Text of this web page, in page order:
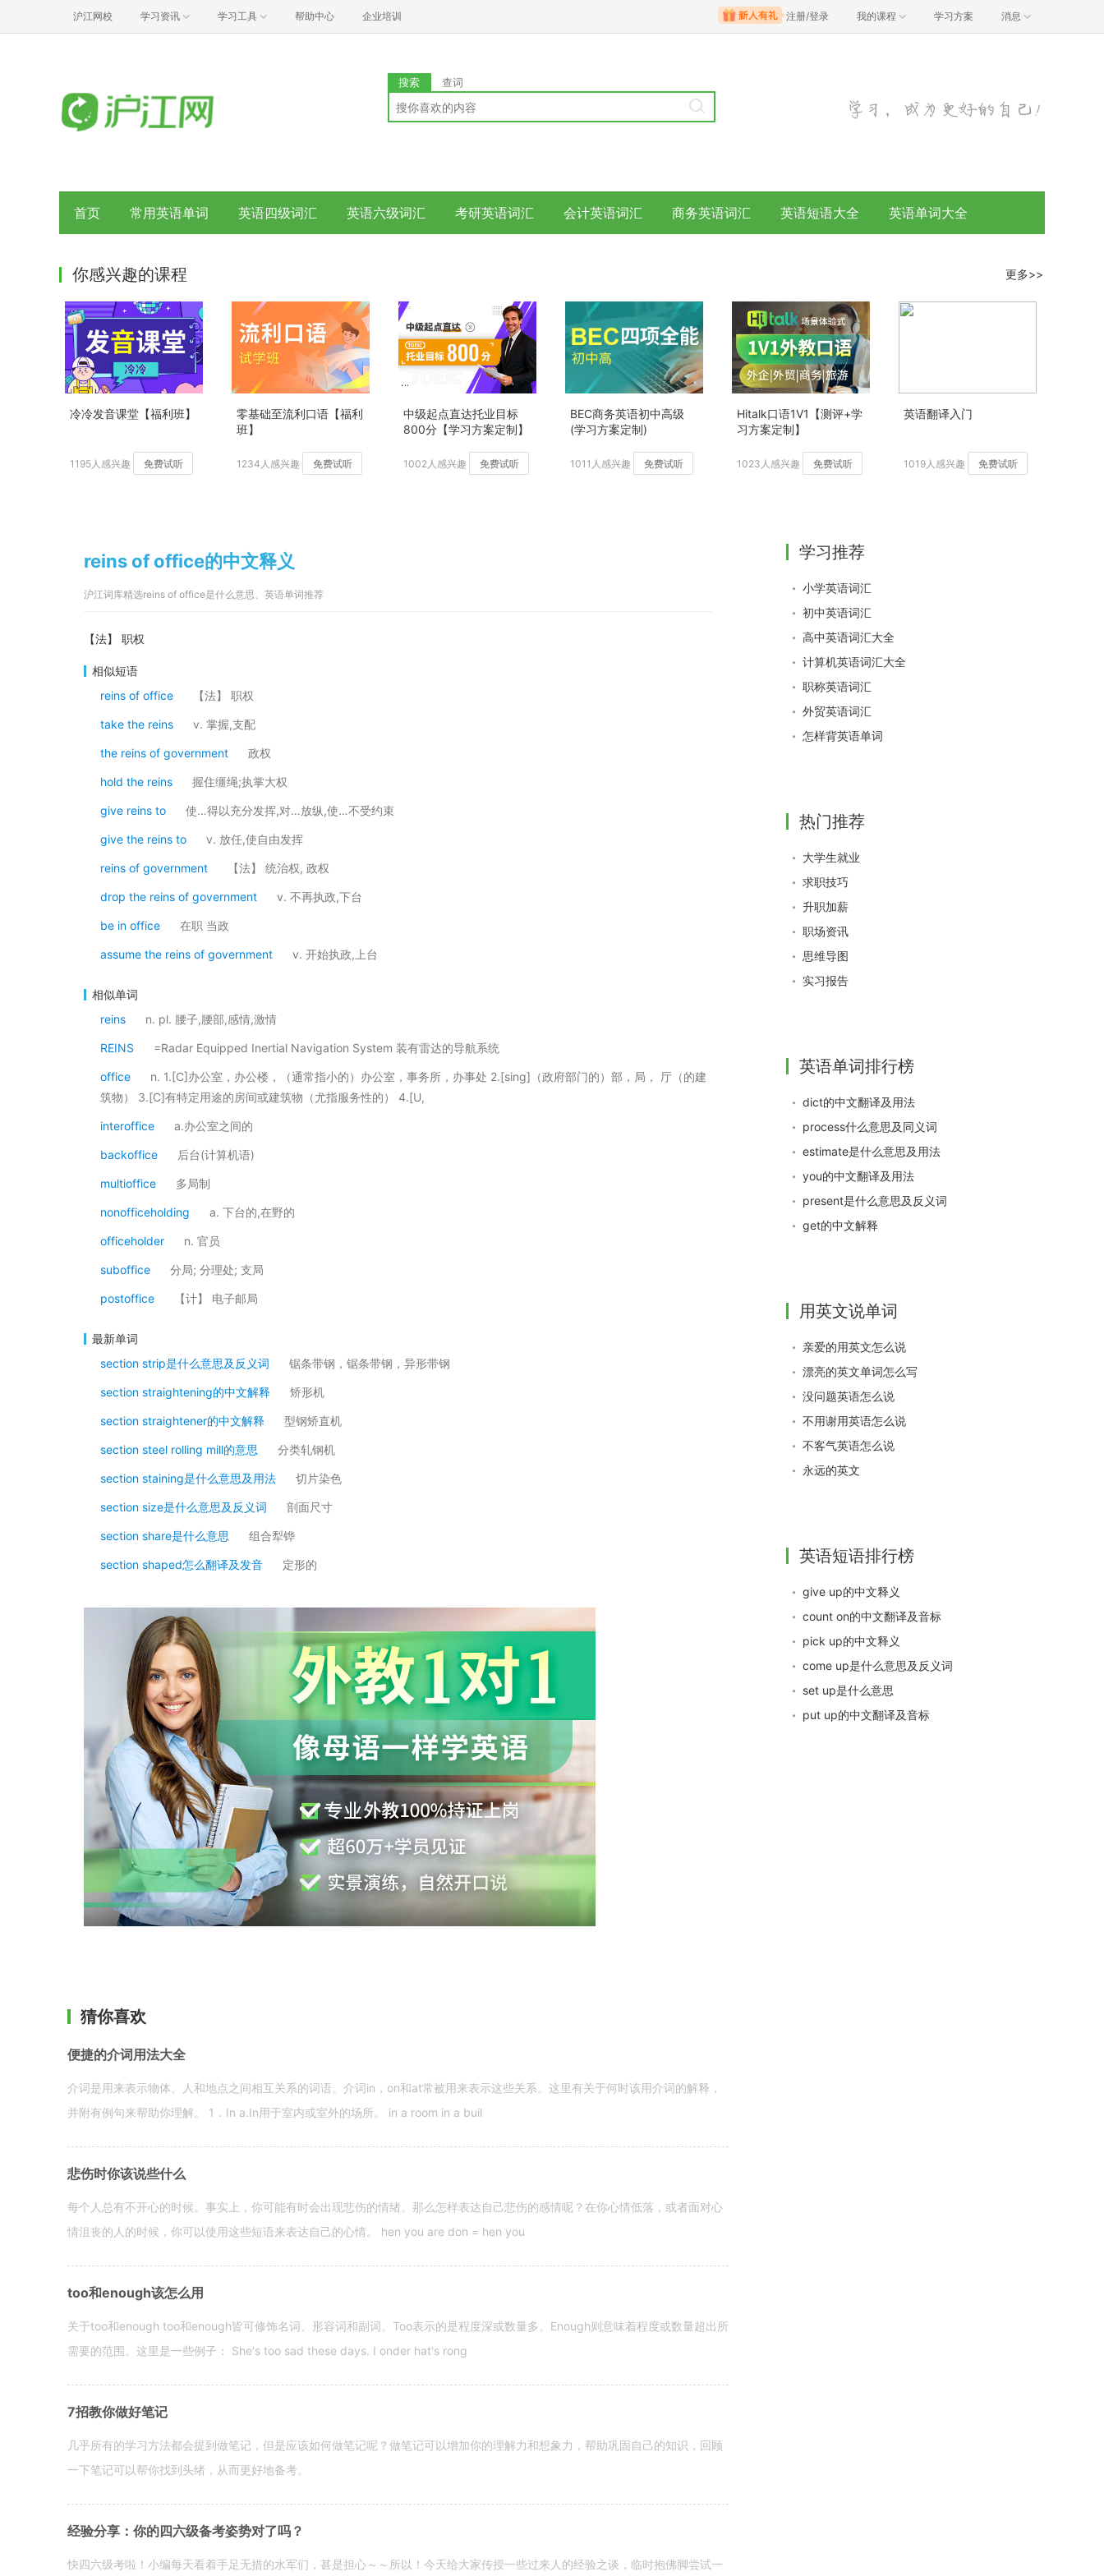
沪江网校 学习资讯 学习工具 帮助中心 企业培训 注册/登录 我的课程 学习方案 消息
搜索 查词
首页 常用英语单词 英语四级词汇 英语六级词汇 考研英语词汇 会计英语词汇 商务英语词汇 英语短语大全 英语单词大全
你感兴趣的课程 更多>>
冷冷发音课堂【福利班】
1195人感兴趣 免费试听
零基础至流利口语【福利
班】
1234人感兴趣 免费试听
中级起点直达托业目标
800分【学习方案定制】
1002人感兴趣 免费试听
BEC商务英语初中高级
(学习方案定制)
1011人感兴趣 免费试听
Hitalk口语1V1【测评+学
习方案定制】
1023人感兴趣 免费试听
英语翻译入门
1019人感兴趣 免费试听
reins of office的中文释义
沪江词库精选reins of office是什么意思、英语单词推荐
【法】 职权
相似短语
reins of office
【法】 职权
take the reins v. 掌握,支配
the reins of government 政权
hold the reins 握住缰绳;执掌大权
give reins to 使…得以充分发挥,对…放纵,使…不受约束
give the reins to v. 放任,使自由发挥
reins of government 【法】 统治权, 政权
drop the reins of government v. 不再执政,下台
be in office 在职 当政
assume the reins of government v. 开始执政,上台
相似单词
reins
n. pl. 腰子,腰部,感情,激情
REINS =Radar Equipped Inertial Navigation System 装有雷达的导航系统
office
n. 1.[C]办公室，办公楼，（通常指小的）办公室，事务所，办事处 2.[sing]（政府部门的）部，局， 厅（的建
筑物） 3.[C]有特定用途的房间或建筑物（尤指服务性的） 4.[U,
interoffice a.办公室之间的
backoffice 后台(计算机语)
multioffice 多局制
nonofficeholding a. 下台的,在野的
officeholder n. 官员
suboffice 分局; 分理处; 支局
postoffice 【计】 电子邮局
最新单词
section strip是什么意思及反义词
锯条带钢，锯条带钢，异形带钢
section straightening的中文解释 矫形机
section straightener的中文解释 型钢矫直机
section steel rolling mill的意思 分类轧钢机
section staining是什么意思及用法 切片染色
section size是什么意思及反义词 剖面尺寸
section share是什么意思 组合犁铧
section shaped怎么翻译及发音 定形的
猜你喜欢
便捷的介词用法大全
介词是用来表示物体、人和地点之间相互关系的词语。介词in，on和at常被用来表示这些关系。这里有关于何时该用介词的解释，
并附有例句来帮助你理解。 1．In a.In用于室内或室外的场所。 in a room in a buil
悲伤时你该说些什么
每个人总有不开心的时候。事实上，你可能有时会出现悲伤的情绪。那么怎样表达自己悲伤的感情呢？在你心情低落，或者面对心
情沮丧的人的时候，你可以使用这些短语来表达自己的心情。 hen you are don = hen you
too和enough该怎么用
关于too和enough too和enough皆可修饰名词、形容词和副词。Too表示的是程度深或数量多。Enough则意味着程度或数量超出所
需要的范围。这里是一些例子： She's too sad these days. I onder hat's rong
7招教你做好笔记
几乎所有的学习方法都会提到做笔记，但是应该如何做笔记呢？做笔记可以增加你的理解力和想象力，帮助巩固自己的知识，回顾
一下笔记可以帮你找到头绪，从而更好地备考。
经验分享：你的四六级备考姿势对了吗？
快四六级考啦！小编每天看着手足无措的水军们，甚是担心～～所以！今天给大家传授一些过来人的经验之谈，临时抱佛脚尝试一
学习推荐
小学英语词汇
初中英语词汇
高中英语词汇大全
计算机英语词汇大全
职称英语词汇
外贸英语词汇
怎样背英语单词
热门推荐
大学生就业
求职技巧
升职加薪
职场资讯
思维导图
实习报告
英语单词排行榜
dict的中文翻译及用法
process什么意思及同义词
estimate是什么意思及用法
you的中文翻译及用法
present是什么意思及反义词
get的中文解释
用英文说单词
亲爱的用英文怎么说
漂亮的英文单词怎么写
没问题英语怎么说
不用谢用英语怎么说
不客气英语怎么说
永远的英文
英语短语排行榜
give up的中文释义
count on的中文翻译及音标
pick up的中文释义
come up是什么意思及反义词
set up是什么意思
put up的中文翻译及音标